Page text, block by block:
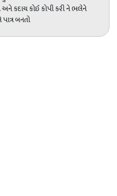
કદાચ કોઈ કોપી કરી ને ભલેને
બનતો